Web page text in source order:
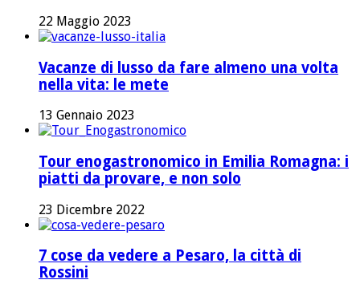
22 Maggio 2023
Vacanze di lusso da fare almeno una volta
nella vita: le mete
13 Gennaio 2023
Tour enogastronomico in Emilia Romagna: i
piatti da provare, e non solo
23 Dicembre 2022
7 cose da vedere a Pesaro, la città di
Rossini